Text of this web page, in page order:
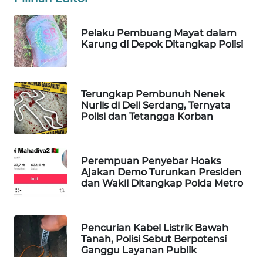
Pelaku Pembuang Mayat dalam
Karung di Depok Ditangkap Polisi
Terungkap Pembunuh Nenek
Nurlis di Deli Serdang, Ternyata
Polisi dan Tetangga Korban
Perempuan Penyebar Hoaks
Ajakan Demo Turunkan Presiden
dan Wakil Ditangkap Polda Metro
Pencurian Kabel Listrik Bawah
Tanah, Polisi Sebut Berpotensi
Ganggu Layanan Publik
WAHANA
LISTRIK
WAHANA
WAHANA
TV
WAHANANEWS
WAHANANEWS
WAHANANEWS
NET